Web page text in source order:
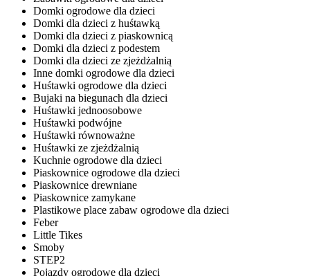
Domki ogrodowe dla dzieci
Domki dla dzieci z huśtawką
Domki dla dzieci z piaskownicą
Domki dla dzieci z podestem
Domki dla dzieci ze zjeżdżalnią
Inne domki ogrodowe dla dzieci
Huśtawki ogrodowe dla dzieci
Bujaki na biegunach dla dzieci
Huśtawki jednoosobowe
Huśtawki podwójne
Huśtawki równoważne
Huśtawki ze zjeżdżalnią
Kuchnie ogrodowe dla dzieci
Piaskownice ogrodowe dla dzieci
Piaskownice drewniane
Piaskownice zamykane
Plastikowe place zabaw ogrodowe dla dzieci
Feber
Little Tikes
Smoby
STEP2
Pojazdy ogrodowe dla dzieci